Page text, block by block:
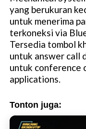
yang berukuran
untuk menerima
terkoneksi via
Tersedia tombol
untuk answer call
untuk conference
applications.
Tonton juga: